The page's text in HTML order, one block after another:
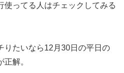
使ってる人はチェックしてみる
りたいなら12月30日の平日の
解。